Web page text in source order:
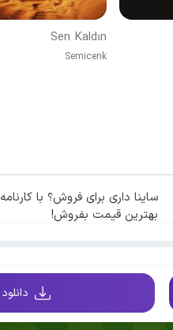
Sen Kaldın
Semicenk
ساینا داری برای فروش؟ با
بهترین قیمت بفروش!